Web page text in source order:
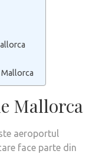
Mallorca
aeroportul
face parte din